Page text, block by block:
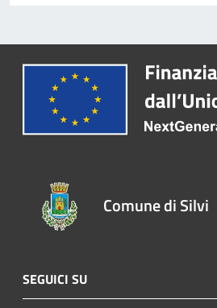
Comune di Silvi
SEGUICI SU